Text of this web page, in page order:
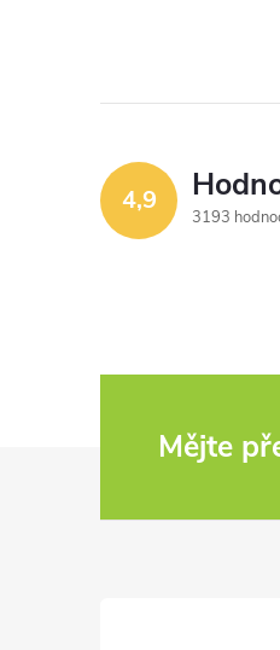
4,9
3193
Mějte